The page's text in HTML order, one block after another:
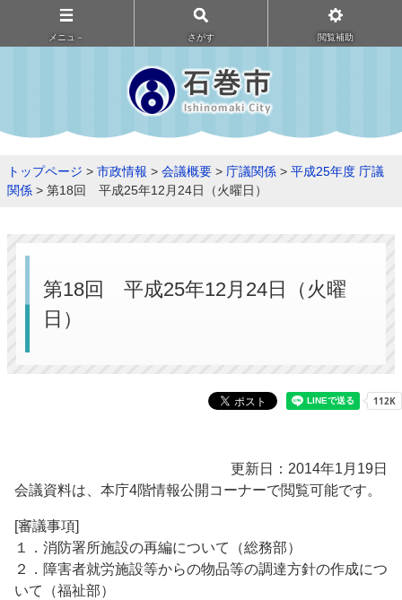
メニュ－ さがす 閲覧補助
トップページ > 市政情報 > 会議概要 > 庁議関係 > 平成25年度 庁議
関係 > 第18回 平成25年12月24日（火曜日）
第18回 平成25年12月24日（火曜
日）
更新日：2014年1月19日
会議資料は、本庁4階情報公開コーナーで閲覧可能です。
[審議事項]
１．消防署所施設の再編について（総務部）
２．障害者就労施設等からの物品等の調達方針の作成につ
いて（福祉部）